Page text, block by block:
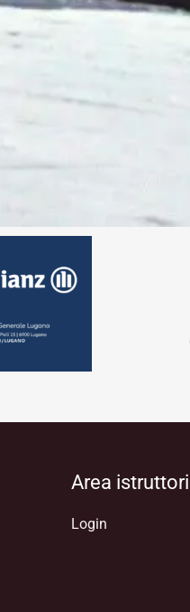
Area istruttori
Login